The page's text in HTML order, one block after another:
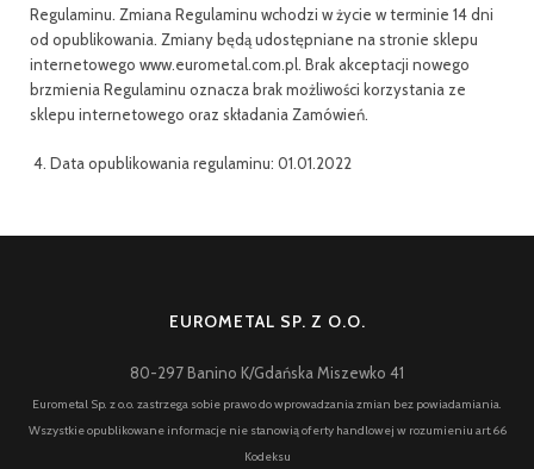
Regulaminu. Zmiana Regulaminu wchodzi w życie w terminie 14 dni
od opublikowania. Zmiany będą udostępniane na stronie sklepu
internetowego www.eurometal.com.pl. Brak akceptacji nowego
brzmienia Regulaminu oznacza brak możliwości korzystania ze
sklepu internetowego oraz składania Zamówień.
4. Data opublikowania regulaminu: 01.01.2022
EUROMETAL SP. Z O.O.
80-297 Banino K/Gdańska Miszewko 41
Eurometal Sp. z o.o. zastrzega sobie prawo do wprowadzania zmian bez powiadamiania.
Wszystkie opublikowane informacje nie stanowią oferty handlowej w rozumieniu art.66
Kodeksu